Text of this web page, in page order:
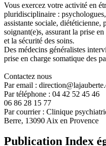
Vous exercez votre activité en
pluridisciplinaire :
assistante sociale,
soignant(e)s, assurant la prise
et la sécurité des soins.
Des médecins généralistes
prise en charge somatique des
Contactez nous
Par email :
Par téléphone : 04 42 52 45 46
06 86 28 15 77
Par courrier : Clinique
Berre, 13090 Aix en Provence
Publication Index